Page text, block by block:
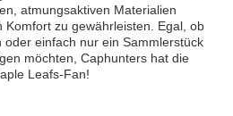
atmungsaktiven Materialien
Komfort zu gewährleisten. Egal, ob
oder einfach nur ein Sammlerstück
möchten, Caphunters hat die
Leafs-Fan!